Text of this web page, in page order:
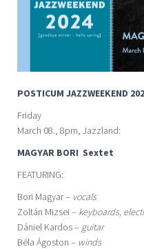
POSTICUM JAZZWEEKEND
Friday
March 08., 8pm, Jazzland:
MAGYAR BORI Sextet
FEATURING:
Bori Magyar – vocals
Zoltán Mizsei – keyboards,
Dániel Kardos – guitar
Béla Ágoston – winds